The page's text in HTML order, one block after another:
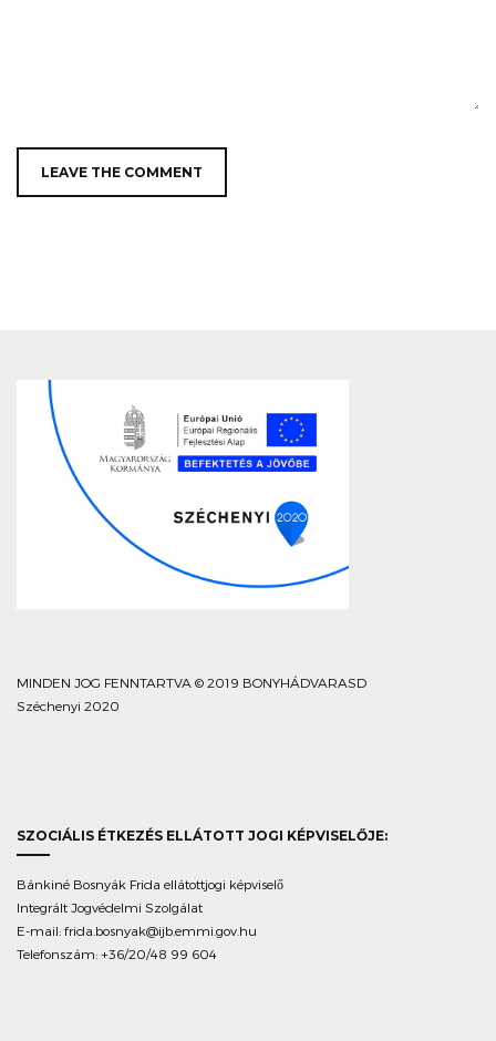
MINDEN JOG FENNTARTVA © 2019 BONYHÁDVARASD
Széchenyi 2020
SZOCIÁLIS ÉTKEZÉS ELLÁTOTT JOGI KÉPVISELŐJE:
Bánkiné Bosnyák Frida ellátottjogi képviselő
Integrált Jogvédelmi Szolgálat
E-mail: frida.bosnyak@ijb.emmi.gov.hu
Telefonszám: +36/20/48 99 604